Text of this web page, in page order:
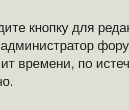
кнопку для
времени, по